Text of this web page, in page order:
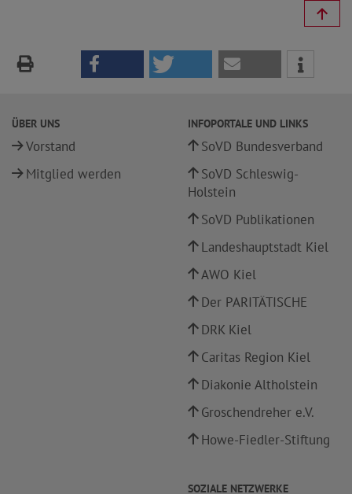
ÜBER UNS
Vorstand
Mitglied werden
INFOPORTALE UND LINKS
SoVD Bundesverband
SoVD Schleswig-
Holstein
SoVD Publikationen
Landeshauptstadt Kiel
AWO Kiel
Der PARITÄTISCHE
DRK Kiel
Caritas Region Kiel
Diakonie Altholstein
Groschendreher e.V.
Howe-Fiedler-Stiftung
SOZIALE NETZWERKE